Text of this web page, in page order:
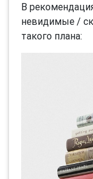
В
невидимые /
такого плана: